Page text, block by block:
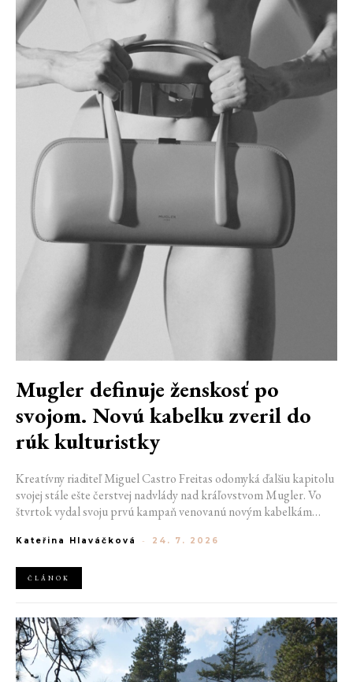
Mugler definuje ženskosť po
svojom. Novú kabelku zveril do
rúk kulturistky
Kreatívny riaditeľ Miguel Castro Freitas odomyká ďalšiu kapitolu
svojej stále ešte čerstvej nadvlády nad kráľovstvom Mugler. Vo
štvrtok vydal svoju prvú kampaň venovanú novým kabelkám
návrhár do módneho domu prišiel. Umne kombinuje výrazy
podobu ženskosti.
Kateřina Hlaváčková - 24. 7. 2026
ČLÁNOK